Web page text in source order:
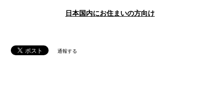
日本国内にお住まいの方向け
通報する